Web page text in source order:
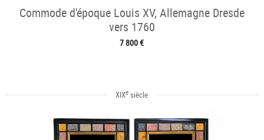
Commode d'époque Louis XV, Allemagne Dresde
vers 1760
7 800 €
XIXe siècle